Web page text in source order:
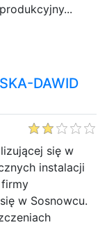
DAWID
się w
instalacji
w Sosnowcu.